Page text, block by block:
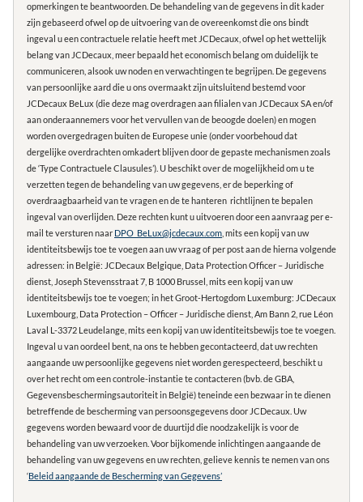
opmerkingen te beantwoorden. De behandeling van de gegevens in dit kader
zijn gebaseerd ofwel op de uitvoering van de overeenkomst die ons bindt
ingeval u een contractuele relatie heeft met JCDecaux, ofwel op het wettelijk
belang van JCDecaux, meer bepaald het economisch belang om duidelijk te
communiceren, alsook uw noden en verwachtingen te begrijpen. De gegevens
van persoonlijke aard die u ons overmaakt zijn uitsluitend bestemd voor
JCDecaux BeLux (die deze mag overdragen aan filialen van JCDecaux SA en/of
aan onderaannemers voor het vervullen van de beoogde doelen) en mogen
worden overgedragen buiten de Europese unie (onder voorbehoud dat
dergelijke overdrachten omkadert blijven door de gepaste mechanismen zoals
de ‘Type Contractuele Clausules’). U beschikt over de mogelijkheid om u te
verzetten tegen de behandeling van uw gegevens, er de beperking of
overdraagbaarheid van te vragen en de te hanteren richtlijnen te bepalen
ingeval van overlijden. Deze rechten kunt u uitvoeren door een aanvraag per e-
mail te versturen naar DPO_BeLux@jcdecaux.com , mits een kopij van uw
identiteitsbewijs toe te voegen aan uw vraag of per post aan de hierna volgende
adressen: in België: JCDecaux Belgique, Data Protection Officer – Juridische
dienst, Joseph Stevensstraat 7, B 1000 Brussel, mits een kopij van uw
identiteitsbewijs toe te voegen; in het Groot-Hertogdom Luxemburg: JCDecaux
Luxembourg, Data Protection – Officer – Juridische dienst, Am Bann 2, rue Léon
Laval L-3372 Leudelange, mits een kopij van uw identiteitsbewijs toe te voegen.
Ingeval u van oordeel bent, na ons te hebben gecontacteerd, dat uw rechten
aangaande uw persoonlijke gegevens niet worden gerespecteerd, beschikt u
over het recht om een controle-instantie te contacteren (bvb. de GBA,
Gegevensbeschermingsautoriteit in België) teneinde een bezwaar in te dienen
betreffende de bescherming van persoonsgegevens door JCDecaux. Uw
gegevens worden bewaard voor de duurtijd die noodzakelijk is voor de
behandeling van uw verzoeken. Voor bijkomende inlichtingen aangaande de
behandeling van uw gegevens en uw rechten, gelieve kennis te nemen van ons
‘Beleid aangaande de Bescherming van Gegevens’